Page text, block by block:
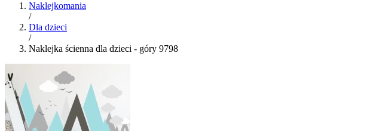
Naklejkomania
/
Dla dzieci
/
Naklejka ścienna dla dzieci - góry 9798